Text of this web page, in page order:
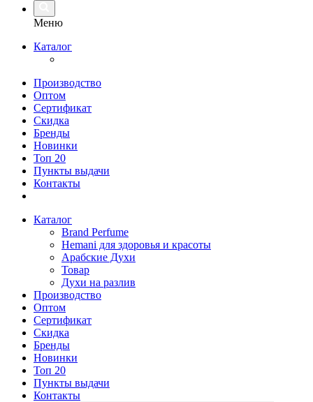
Меню
Каталог
Производство
Оптом
Сертификат
Скидка
Бренды
Новинки
Топ 20
Пункты выдачи
Контакты
Каталог
Brand Perfume
Hemani для здоровья и красоты
Арабские Духи
Товар
Духи на разлив
Производство
Оптом
Сертификат
Скидка
Бренды
Новинки
Топ 20
Пункты выдачи
Контакты